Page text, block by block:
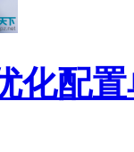
化配